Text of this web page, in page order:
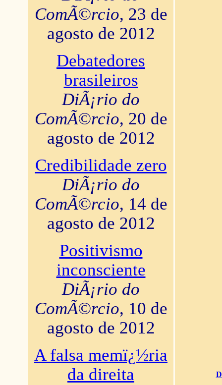
ComÃ©rcio, 23 de
agosto de 2012
Debatedores
brasileiros
DiÃ¡rio do
ComÃ©rcio, 20 de
agosto de 2012
Credibilidade zero
DiÃ¡rio do
ComÃ©rcio, 14 de
agosto de 2012
Positivismo
inconsciente
DiÃ¡rio do
ComÃ©rcio, 10 de
agosto de 2012
A falsa memï¿½ria
da direita